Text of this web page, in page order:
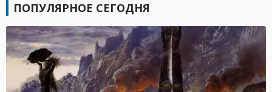
ПОПУЛЯРНОЕ СЕГОДНЯ